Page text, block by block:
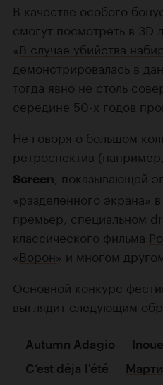
В качестве особого
смогут посмотреть в 3D
«В случае убийства
демонстрировалась в
тогда явно не столь
середине 50-х годов
Не говоря о большом
ретроспектив (например,
Screen
, показывающей
«разделенного экрана»
премьер, специальном
классического фильма
«Ворон» и многом
Основной конкурс
выглядит следующим
Autumn Adagio —
C’est déja l'été —